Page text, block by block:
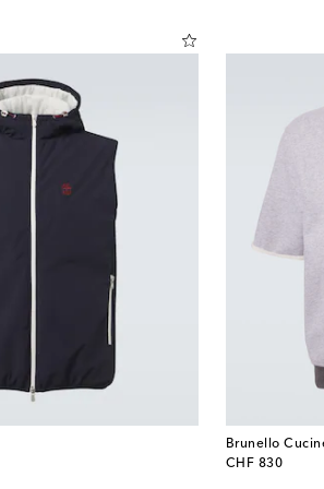
Brunello
CHF 830
original price